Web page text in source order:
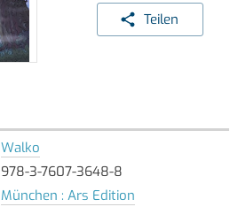
Teilen
Walko
978-3-7607-3648-8
München : Ars Edition